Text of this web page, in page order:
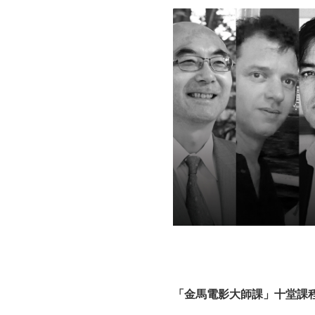
「金馬電影大師課」十堂課